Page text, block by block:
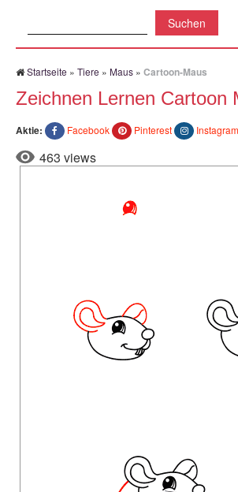
Startseite » Tiere » Maus » Cartoon-Maus
Zeichnen Lernen Cartoon
Aktie: Facebook Pinterest Instagram
463 views